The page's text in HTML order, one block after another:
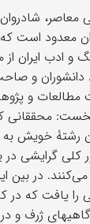
معاصر،
معدود است که
و ادب ایران
دانشوران و
مطالعات و
رشتۀ خویش به
گرایشی در
در بین
یافت که
ژرف